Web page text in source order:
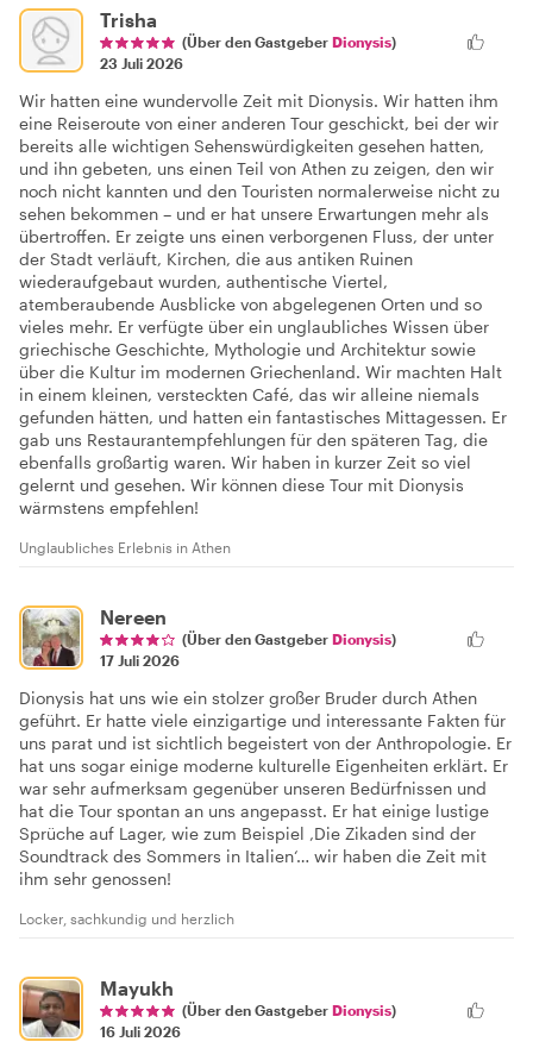
Trisha
(Über den Gastgeber Dionysis)
23 Juli 2026
Wir hatten eine wundervolle Zeit mit Dionysis. Wir hatten ihm
eine Reiseroute von einer anderen Tour geschickt, bei der wir
bereits alle wichtigen Sehenswürdigkeiten gesehen hatten,
und ihn gebeten, uns einen Teil von Athen zu zeigen, den wir
noch nicht kannten und den Touristen normalerweise nicht zu
sehen bekommen – und er hat unsere Erwartungen mehr als
übertroffen. Er zeigte uns einen verborgenen Fluss, der unter
der Stadt verläuft, Kirchen, die aus antiken Ruinen
wiederaufgebaut wurden, authentische Viertel,
atemberaubende Ausblicke von abgelegenen Orten und so
vieles mehr. Er verfügte über ein unglaubliches Wissen über
griechische Geschichte, Mythologie und Architektur sowie
über die Kultur im modernen Griechenland. Wir machten Halt
in einem kleinen, versteckten Café, das wir alleine niemals
gefunden hätten, und hatten ein fantastisches Mittagessen. Er
gab uns Restaurantempfehlungen für den späteren Tag, die
ebenfalls großartig waren. Wir haben in kurzer Zeit so viel
gelernt und gesehen. Wir können diese Tour mit Dionysis
wärmstens empfehlen!
Unglaubliches Erlebnis in Athen
Nereen
(Über den Gastgeber Dionysis)
17 Juli 2026
Dionysis hat uns wie ein stolzer großer Bruder durch Athen
geführt. Er hatte viele einzigartige und interessante Fakten für
uns parat und ist sichtlich begeistert von der Anthropologie. Er
hat uns sogar einige moderne kulturelle Eigenheiten erklärt. Er
war sehr aufmerksam gegenüber unseren Bedürfnissen und
hat die Tour spontan an uns angepasst. Er hat einige lustige
Sprüche auf Lager, wie zum Beispiel ‚Die Zikaden sind der
Soundtrack des Sommers in Italien‘… wir haben die Zeit mit
ihm sehr genossen!
Locker, sachkundig und herzlich
Mayukh
(Über den Gastgeber Dionysis)
16 Juli 2026